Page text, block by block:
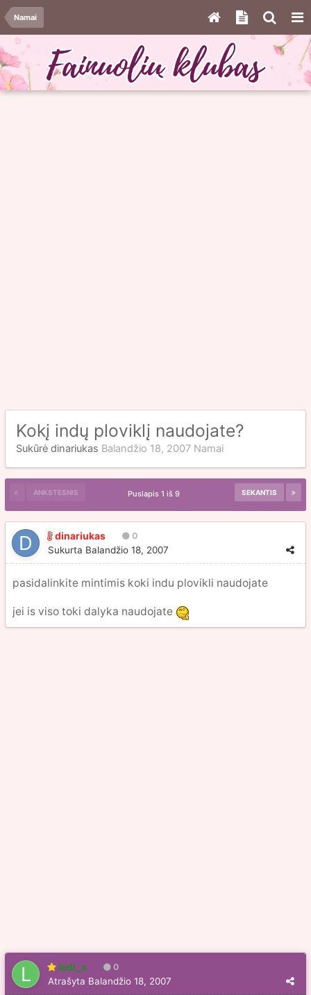
Namai
Kokį indų ploviklį naudojate?
Sukūrė dinariukas Balandžio 18, 2007 Namai
ANKSTESNIS SEKANTIS
Puslapis 1 iš 9
dinariukas 0
Sukurta Balandžio 18, 2007
pasidalinkite mintimis koki indu plovikli naudojate
jei is viso toki dalyka naudojate
ledi_x 0
Atrašyta Balandžio 18, 2007